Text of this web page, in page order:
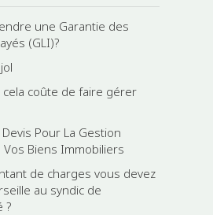
une Garantie des
(GLI)?
cela coûte de faire gérer
Pour La Gestion
Vos Biens Immobiliers
de charges vous devez
au syndic de
?